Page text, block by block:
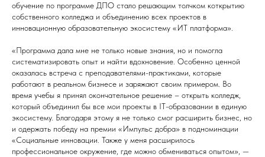
обучение по программе ДПО стало решающим толчком коткрытию
собственного колледжа и объединению всех проектов в
инновационную образовательную экосистему «ИТ платформа».
«Программа дала мне не только новые знания, но и помогла
систематизировать опыт и найти вдохновение. Особенно ценной
оказалась встреча с преподавателями-практиками, которые
работают в реальном бизнесе и заряжают своим примером. Во
время учебы я принял окончательное решение – открыть колледж,
который объединил бы все мои проекты в IT-образовании в единую
экосистему. Благодаря этому я не только смог расширить бизнес, но
и одержать победу на премии «Импульс добра» в подноминации
«Социальные инновации. Также у меня расширилось
профессиональное окружение, где можно обмениваться опытом», —